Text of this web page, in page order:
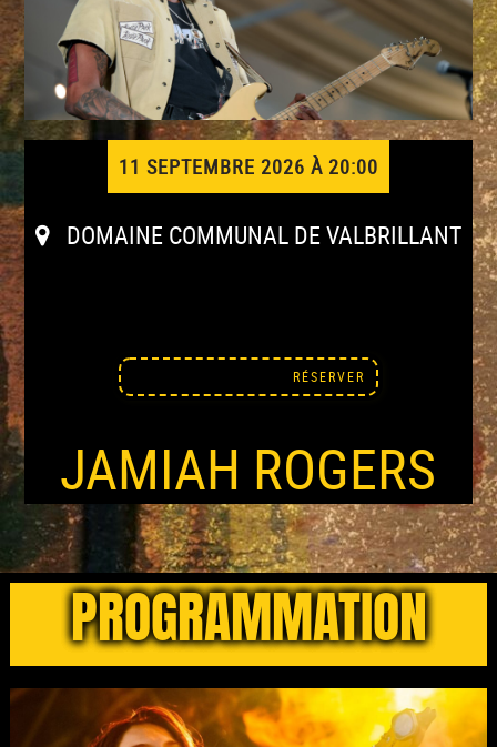
11 SEPTEMBRE 2026 À 20:00
DOMAINE COMMUNAL DE VALBRILLANT
RÉSERVER
JAMIAH ROGERS
PROGRAMMATION